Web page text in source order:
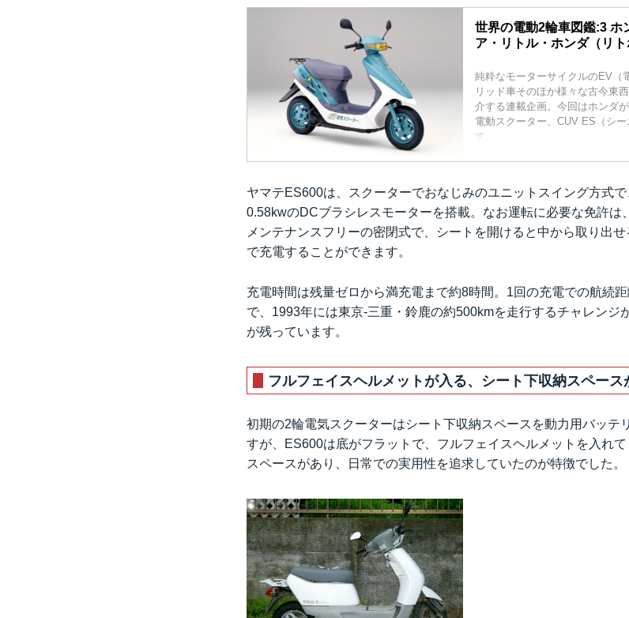
世界の電動2輪車図鑑:3 ホ
ア・リトル・ホンダ（リト
純粋なモーターサイクルのEV（
リッド車そのほか様々な古今東
介する連載企画。今回はホンダ
電動スクーター、CUV ES（シ
す。
ヤマテES600は、スクーターでおなじみのユニットスイング方式
0.58kwのDCブラシレスモーターを搭載。なお運転に必要な免許は
メンテナンスフリーの密閉式で、シートを開けると中から取り出
で充電することができます。
充電時間は残量ゼロから満充電まで約8時間。1回の充電での航続
で、1993年には東京-三重・鈴鹿の約500kmを走行するチャレンジ
が残っています。
フルフェイスヘルメットが入る、シート下収納スペース
初期の2輪電気スクーターはシート下収納スペースを動力用バッテ
すが、ES600は底がフラットで、フルフェイスヘルメットを入れ
スペースがあり、日常での実用性を追求していたのが特徴でした。